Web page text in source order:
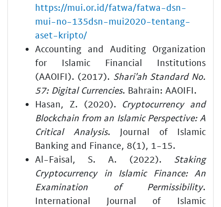
https://mui.or.id/fatwa/fatwa-dsn-
mui-no-135dsn-mui2020-tentang-
aset-kripto/
Accounting and Auditing Organization
for Islamic Financial Institutions
(AAOIFI). (2017). Shari'ah Standard No.
57: Digital Currencies. Bahrain: AAOIFI.
Hasan, Z. (2020). Cryptocurrency and
Blockchain from an Islamic Perspective: A
Critical Analysis. Journal of Islamic
Banking and Finance, 8(1), 1-15.
Al-Faisal, S. A. (2022). Staking
Cryptocurrency in Islamic Finance: An
Examination of Permissibility.
International Journal of Islamic